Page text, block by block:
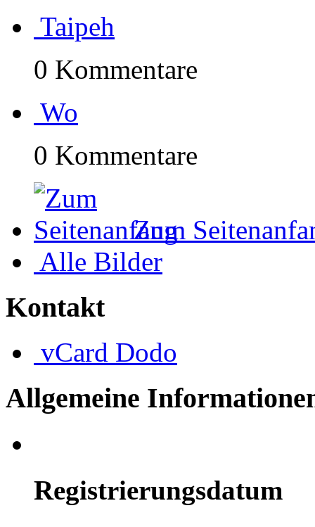
Taipeh
0 Kommentare
Wo
0 Kommentare
Zum
Alle Bilder
Kontakt
vCard Dodo
Allgemeine
Registrierungsdatum